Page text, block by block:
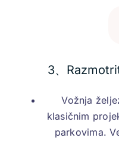
3、
Vožnja
klasičnim
parkovima.